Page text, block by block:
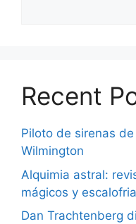
Recent
Piloto de sirenas
Wilmington
Alquimia astral:
mágicos y
Dan Trachtenberg